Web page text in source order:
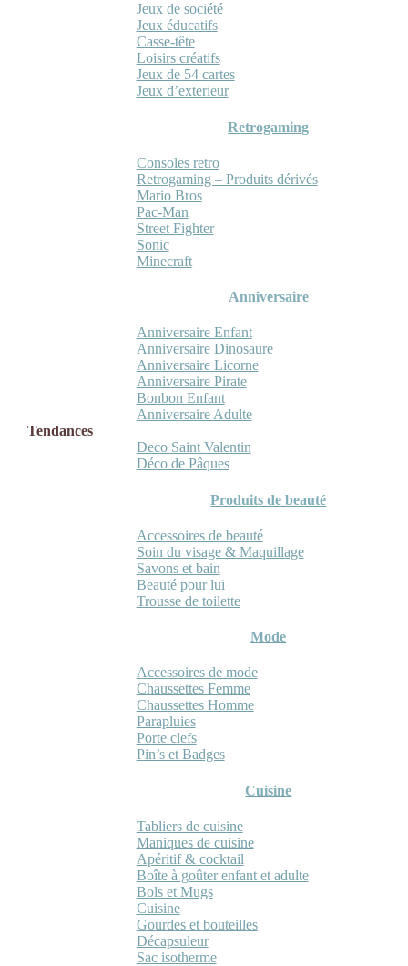
Jeux de société
Jeux éducatifs
Casse-tête
Loisirs créatifs
Jeux de 54 cartes
Jeux d’exterieur
Retrogaming
Consoles retro
Retrogaming – Produits dérivés
Mario Bros
Pac-Man
Street Fighter
Sonic
Minecraft
Anniversaire
Anniversaire Enfant
Anniversaire Dinosaure
Anniversaire Licorne
Anniversaire Pirate
Bonbon Enfant
Anniversaire Adulte
Tendances
Deco Saint Valentin
Déco de Pâques
Produits de beauté
Accessoires de beauté
Soin du visage & Maquillage
Savons et bain
Beauté pour lui
Trousse de toilette
Mode
Accessoires de mode
Chaussettes Femme
Chaussettes Homme
Parapluies
Porte clefs
Pin’s et Badges
Cuisine
Tabliers de cuisine
Maniques de cuisine
Apéritif & cocktail
Boîte à goûter enfant et adulte
Bols et Mugs
Cuisine
Gourdes et bouteilles
Décapsuleur
Sac isotherme